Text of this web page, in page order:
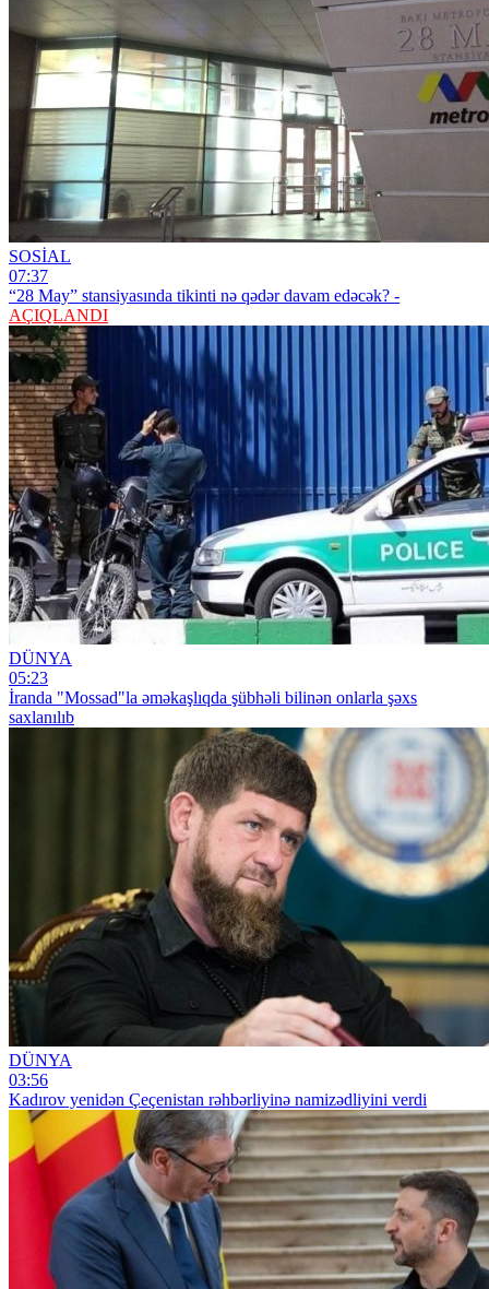
SOSİAL
07:37
“28 May” stansiyasında tikinti nə qədər davam edəcək? -
AÇIQLANDI
DÜNYA
05:23
İranda "Mossad"la əməkaşlıqda şübhəli bilinən onlarla şəxs
saxlanılıb
DÜNYA
03:56
Kadırov yenidən Çeçenistan rəhbərliyinə namizədliyini verdi